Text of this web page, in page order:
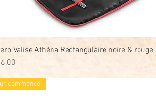
Snel overzicht
Valise Athéna Rectangulaire noire & rouge
commande